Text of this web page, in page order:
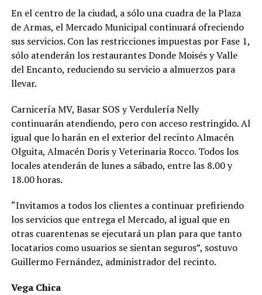
En el centro de la ciudad, a sólo una cuadra de la Plaza
de Armas, el Mercado Municipal continuará ofreciendo
sus servicios. Con las restricciones impuestas por Fase 1,
sólo atenderán los restaurantes Donde Moisés y Valle
del Encanto, reduciendo su servicio a almuerzos para
llevar.
Carnicería MV, Basar SOS y Verdulería Nelly
continuarán atendiendo, pero con acceso restringido. Al
igual que lo harán en el exterior del recinto Almacén
Olguita, Almacén Doris y Veterinaria Rocco. Todos los
locales atenderán de lunes a sábado, entre las 8.00 y
18.00 horas.
“Invitamos a todos los clientes a continuar prefiriendo
los servicios que entrega el Mercado, al igual que en
otras cuarentenas se ejecutará un plan para que tanto
locatarios como usuarios se sientan seguros”, sostuvo
Guillermo Fernández, administrador del recinto.
Vega Chica